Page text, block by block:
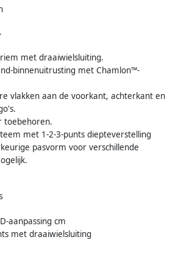
met draaiwielsluiting.
binnenuitrusting met Chamlon™-
vlakken aan de voorkant, achterkant en
toebehoren.
met 1-2-3-punts diepteverstelling
pasvorm voor verschillende
aanpassing cm
met draaiwielsluiting